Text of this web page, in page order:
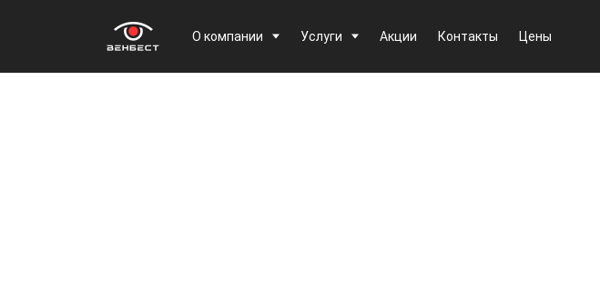
О компании Услуги Акции Контакты Цены